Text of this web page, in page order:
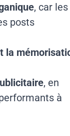
, car les
posts
la
, en
à